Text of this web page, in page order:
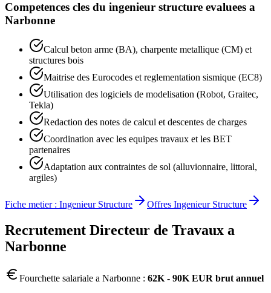
Competences cles du ingenieur structure evaluees a
Narbonne
Calcul beton arme (BA), charpente metallique (CM) et
structures bois
Maitrise des Eurocodes et reglementation sismique (EC8)
Utilisation des logiciels de modelisation (Robot, Graitec,
Tekla)
Redaction des notes de calcul et descentes de charges
Coordination avec les equipes travaux et les BET
partenaires
Adaptation aux contraintes de sol (alluvionnaire, littoral,
argiles)
Fiche metier : Ingenieur Structure Offres Ingenieur Structure
Recrutement Directeur de Travaux a
Narbonne
Fourchette salariale a Narbonne : 62K - 90K EUR brut annuel